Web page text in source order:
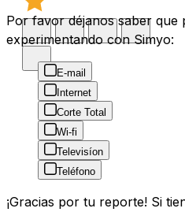
Por favor déjanos saber que
experimentando con Simyo:
E-mail
Internet
Corte Total
Wi-fi
Televisíon
Teléfono
¡Gracias por tu reporte! Si